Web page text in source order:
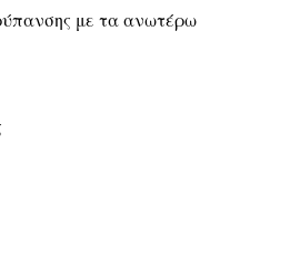
με τα ανωτέρω